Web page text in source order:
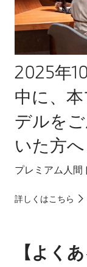
2025年
中に、
デルを
いた方へ
プレミアム人間
詳しくはこちら
【よく